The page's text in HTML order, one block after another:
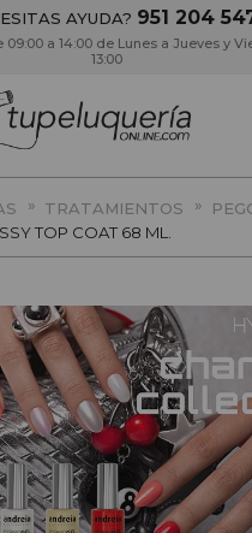
AYUDA? 951 204
a 14:00 de Lunes a Jueves y
13:00
» TRATAMIENTOS »
TOP COAT 68 ML.